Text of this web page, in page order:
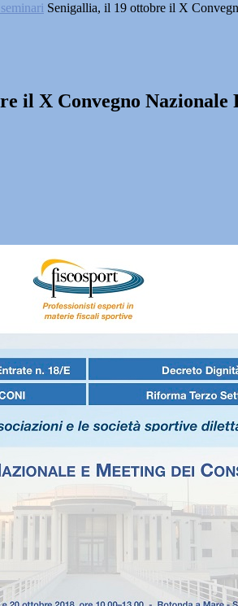
Senigallia, il 19 ottobre il X
il X Convegno Nazionale